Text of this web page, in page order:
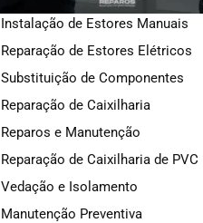
Instalação de Estores Manuais
Reparação de Estores Elétricos
Substituição de Componentes
Reparação de Caixilharia
Reparos e Manutenção
Reparação de Caixilharia de PVC
Vedação e Isolamento
Manutenção Preventiva